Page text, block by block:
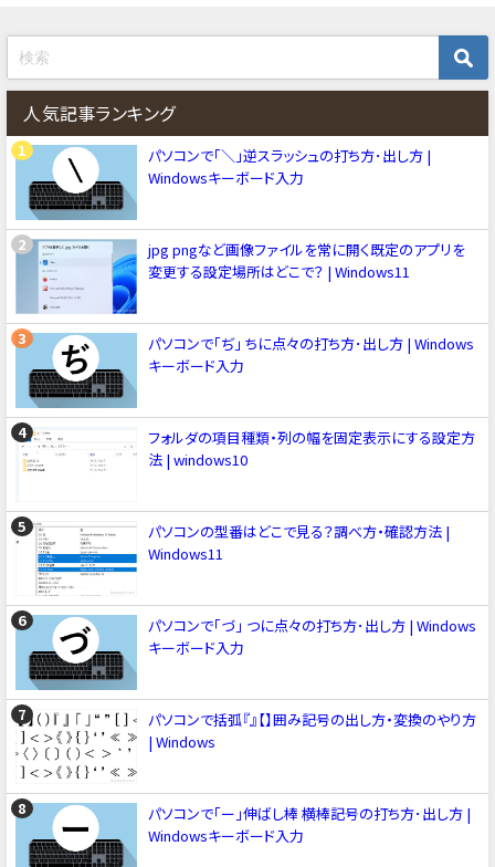
人気記事ランキング
パソコンで「＼」逆スラッシュの打ち方･出し方 |
Windowsキーボード入力
jpg pngなど画像ファイルを常に開く既定のアプリを
変更する設定場所はどこで？ | Windows11
パソコンで「ぢ」 ちに点々の打ち方･出し方 | Windows
キーボード入力
フォルダの項目種類・列の幅を固定表示にする設定方
法 | windows10
パソコンの型番はどこで見る？調べ方・確認方法 |
Windows11
パソコンで「づ」 つに点々の打ち方･出し方 | Windows
キーボード入力
パソコンで括弧『』【】囲み記号の出し方・変換のやり方
| Windows
パソコンで「ー」伸ばし棒 横棒記号の打ち方･出し方 |
Windowsキーボード入力